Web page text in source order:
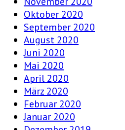
Oktober 2020
September 2020
August 2020
Juni 2020
Mai 2020
April 2020
März 2020
Februar 2020
Januar 2020